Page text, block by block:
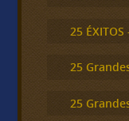
25 ÉXITOS
25
25